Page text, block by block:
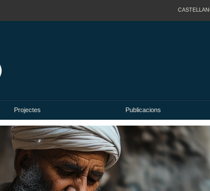
Projectes Publicacions